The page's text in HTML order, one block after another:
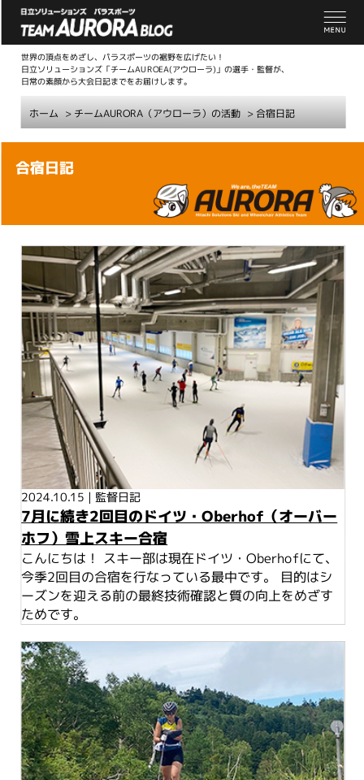
世界の頂点をめざし、パラスポーツの裾野を広げたい！
日立ソリューションズ「チームAUROEA(アウローラ)」の選手・監督が、
日常の素顔から大会日記までをお届けします。
ホーム > チームAURORA（アウローラ）の活動 >合宿日記
本
合宿日記
2024.10.15 | 監督日記
7月に続き2回目のドイツ・Oberhof（オーバー
ホフ）雪上スキー合宿
こんにちは！ スキー部は現在ドイツ・Oberhofにて、
今季2回目の合宿を行なっている最中です。 目的はシ
ーズンを迎える前の最終技術確認と質の向上をめざす
ためです。